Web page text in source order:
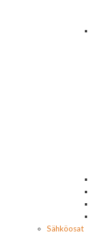
Sähköosat